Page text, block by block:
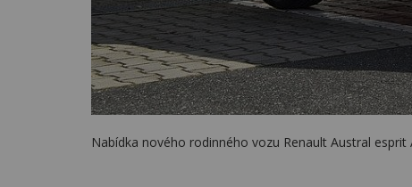
Nabídka nového rodinného vozu Renault Austral esprit